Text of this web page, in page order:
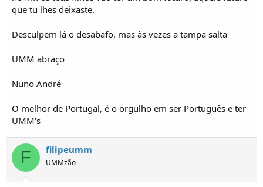
que tu lhes deixaste.
Desculpem lá o desabafo, mas às vezes a tampa salta
UMM abraço
Nuno André
O melhor de Portugal, é o orgulho em ser Português e ter
UMM's
F filipeumm
UMMzão